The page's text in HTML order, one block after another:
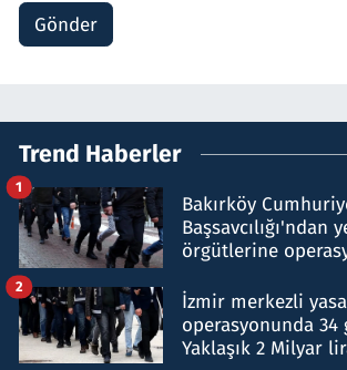
Gönder
Trend Haberler
Bakırköy
Başsavcılığı'ndan
örgütlerine
1
İzmir merkezli
operasyonunda 34
Yaklaşık 2 Milyar
2